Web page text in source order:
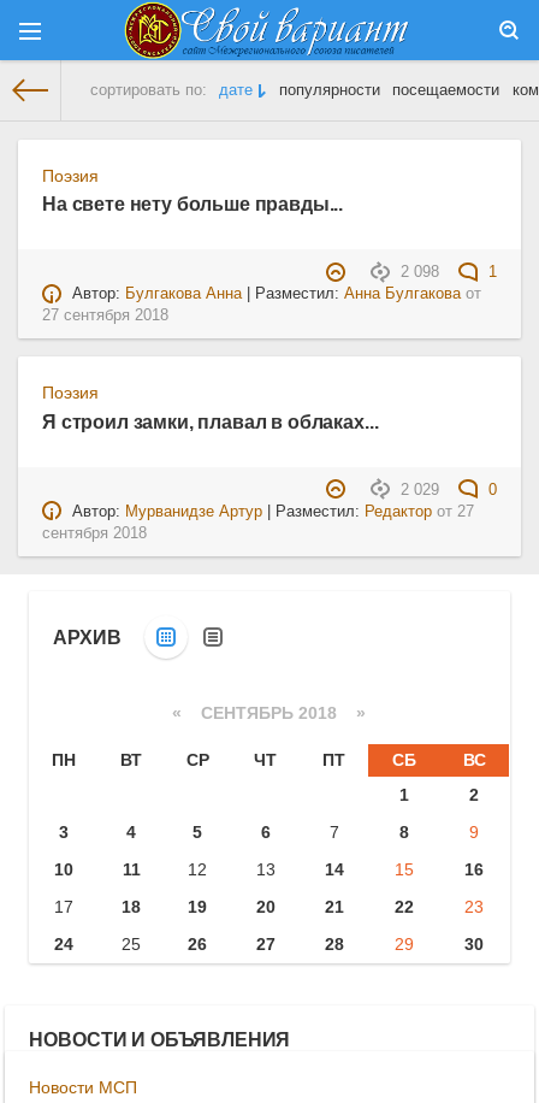
сортировать по: дате популярности посещаемости
Поэзия
На свете нету больше правды...
2 098
1
Автор: Булгакова Анна| Разместил:Анна Булгаковаот
27 сентября 2018
Поэзия
Я строил замки, плавал в облаках...
2 029
0
Автор: Мурванидзе Артур | Разместил: Редактор от27
сентября 2018
АРХИВ
« СЕНТЯБРЬ 2018 »
ПН ВТ СР ЧТ ПТ СБ
ВС
1
2
3
4 5 6 7 8
9
10
11 12 13 14 15
16
17
18 19 20 21 22
23
24
25 26 27 28 29 30
НОВОСТИ И ОБЪЯВЛЕНИЯ
Новости МСП